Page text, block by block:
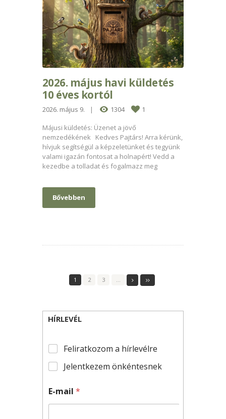
2026. május havi küldetés
10 éves kortól
2026. május 9. 1304 1
Májusi küldetés: Üzenet a jövő
nemzedékének ​Kedves Pajtárs! ​Arra kérünk,
hívjuk segítségül a képzeletünket és tegyünk
valami igazán fontosat a holnapért! Vedd a
kezedbe a tolladat és fogalmazz meg
Bővebben
1 2 3 …
HÍRLEVÉL
Feliratkozom a hírlevélre
Jelentkezem önkéntesnek
E-mail *